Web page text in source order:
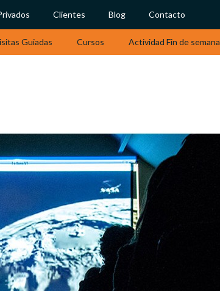
Clientes Blog Contacto
Guiadas Cursos Actividad Fin de semana